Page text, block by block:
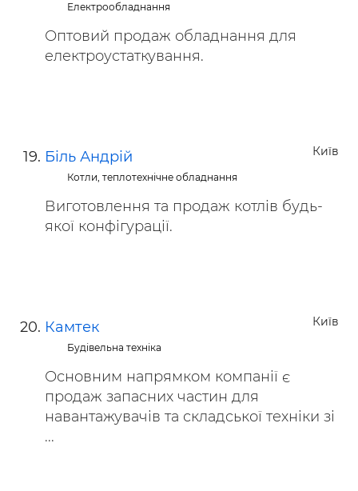
Електрообладнання
Оптовий продаж обладнання для
електроустаткування.
Київ
Біль Андрій
Котли, теплотехнічне обладнання
Виготовлення та продаж котлів будь-
якої конфігурації.
Київ
Камтек
Будівельна техніка
Основним напрямком компанії є
продаж запасних частин для
навантажувачів та складської техніки зі
...